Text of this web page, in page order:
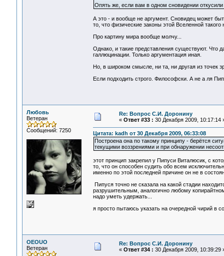
Опять же, если вам в одном сновидении
А это - и вообще не аргумент. Сновидец может
то, что физические законы этой Вселенной
Про картину мира вообще молчу...
Однако, и такие представления существуют. Что
галлюцинации. Только аргументация иная.
Но, в широком смысле, ни та, ни другая из точек
Если подходить строго. Философски. А не а ля
Любовь
Ветеран
Сообщений: 7250
Re: Вопрос С.И. Доронину
« Ответ #33 : 30 Декабря 2009, 10:17:14
Цитата: kadh от 30 Декабря 2009, 06:33:08
Построена она по такому принципу - берётся
текущими воззрениями и при обнаружении
этот принцип закрепил у Пипуси Виталюсик, с
то, что он способен судить обо всем
именно по этой последней причине он не в
Пипуся точно не сказала на какой стадии
разрушительным, аналогично любому
надо уметь удержать...
я просто пытаюсь указать на очередной чирий в
OEOUO
Ветеран
Re: Вопрос С.И. Доронину
« Ответ #34 : 30 Декабря 2009, 10:39:29